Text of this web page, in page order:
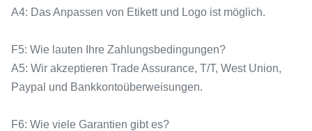
A4: Das Anpassen von Etikett und Logo ist möglich.
F5: Wie lauten Ihre Zahlungsbedingungen?
A5: Wir akzeptieren Trade Assurance, T/T, West Union,
Paypal und Bankkontoüberweisungen.
F6: Wie viele Garantien gibt es?